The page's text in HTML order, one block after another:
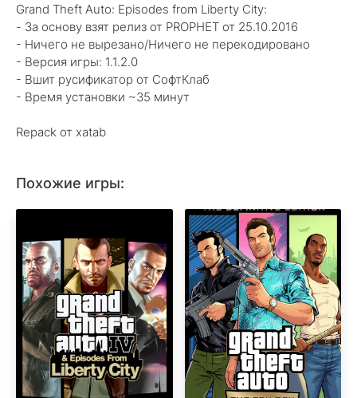
Grand Theft Auto: Episodes from Liberty City:
- За основу взят релиз от PROPHET от 25.10.2016
- Ничего не вырезано/Ничего не перекодировано
- Версия игры: 1.1.2.0
- Вшит русификатор от СофтКлаб
- Время установки ~35 минут
Repack от xatab
Похожие игры: